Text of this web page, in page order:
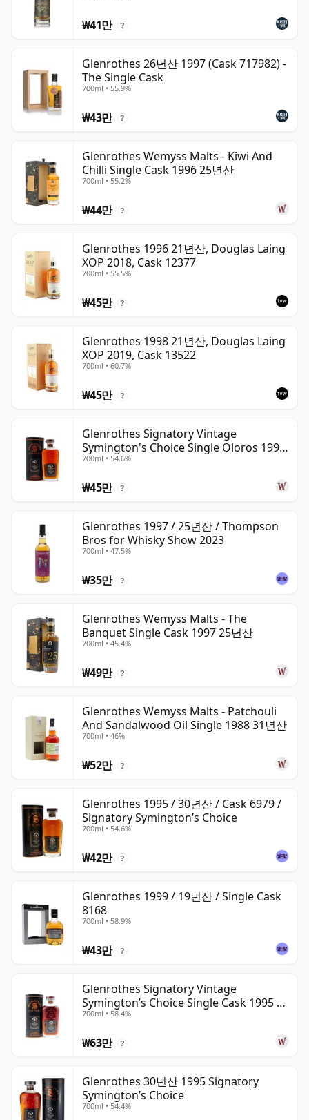
₩41만 ?
Glenrothes 26년산 1997 (Cask 717982) -
The Single Cask
700ml • 55.9%
₩43만 ?
Glenrothes Wemyss Malts - Kiwi And
Chilli Single Cask 1996 25년산
700ml • 55.2%
₩44만 ?
Glenrothes 1996 21년산, Douglas Laing
XOP 2018, Cask 12377
700ml • 55.5%
₩45만 ?
Glenrothes 1998 21년산, Douglas Laing
XOP 2019, Cask 13522
700ml • 60.7%
₩45만 ?
Glenrothes Signatory Vintage
Symington's Choice Single Oloros 1995
30년산
700ml • 54.6%
₩45만 ?
Glenrothes 1997 / 25년산 / Thompson
Bros for Whisky Show 2023
700ml • 47.5%
₩35만 ?
Glenrothes Wemyss Malts - The
Banquet Single Cask 1997 25년산
700ml • 45.4%
₩49만 ?
Glenrothes Wemyss Malts - Patchouli
And Sandalwood Oil Single 1988 31년산
700ml • 46%
₩52만 ?
Glenrothes 1995 / 30년산 / Cask 6979 /
Signatory Symington’s Choice
700ml • 54.6%
₩42만 ?
Glenrothes 1999 / 19년산 / Single Cask
8168
700ml • 58.9%
₩43만 ?
Glenrothes Signatory Vintage
Symington’s Choice Single Cask 1995 30
년산
700ml • 58.4%
₩63만 ?
Glenrothes 30년산 1995 Signatory
Symington’s Choice
700ml • 54.4%